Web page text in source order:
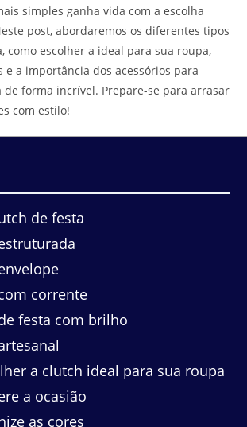
simples ganha vida com a escolha
post, abordaremos os diferentes tipos
como escolher a ideal para sua roupa,
e a importância dos acessórios para
de forma incrível. Prepare-se para arrasar
com estilo!
de festa
corrente
festa com brilho
a clutch ideal para sua roupa
a ocasião
as cores